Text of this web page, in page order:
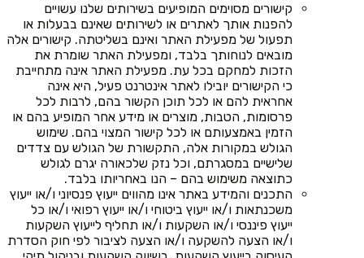
קישורים מסוימים המופיעים בשירותים שלנו עשויים
להפנות אותך לאתרים או לשירותים שאינם בבעלות או
תפעול של מפעילת האתר ואינם בשליטתה. קישורים אלה
מובאים לנוחותך בלבד, ומפעילת האתר שומרת את
הזכות למחקם בכל עת. מפעילת האתר אינה מתחייבת
כי הקישורים יובילו לאתר אינטרנט פעיל, היא אינה
אחראית להם או לכל תוכן הקשור בהם, לרבות לכל
פרסומות, הטבות, מוצרים או מידע אחר המופיע בהם או
הזמין באמצעותם או לכל קישור המצוי בהם. שימוש
הגולש במקורות אלה, התקשורת של הגולש עם צדדים
שלישיים במסגרתם, וכל נזק שלכאורה יגרם לגולש
כתוצאה משימוש בהם – הנו באחריותו בלבד.
התכנים והמידע באתר אינו מהווים ייעוץ פנסיוני ו/או ייעוץ
משכנתאות ו/או ייעוץ ביטוחי ו/או ייעוץ רפואי ו/או כל
ייעוץ פיננסי ו/או השקעות ו/או תחליף לייעוץ השקעות
ו/או הצעה להשקעה ו/או הצעה לציבור לפי חוק הסדרת